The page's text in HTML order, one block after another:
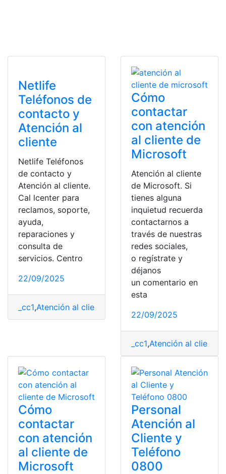
Netlife
Teléfonos de
contacto y
Atención al
cliente
Netlife Teléfonos
de contacto y
Atención al cliente.
Cal lcenter para
reclamos, soporte,
ayuda,
reparaciones y
consulta de
servicios. Centro
22/09/2025
_cc1,Atención al cliente
Cómo
contactar
con atención
al cliente de
Microsoft
Atención al cliente
de Microsoft. Si
tienes alguna
inquietud recuerda
contactarnos a
través de nuestras
redes sociales,
o regístrate y
déjanos
un comentario en
esta
22/09/2025
_cc1,Atención al cliente
Cómo
contactar
con atención
al cliente de
Microsoft
Personal
Atención al
Cliente y
Teléfono
0800